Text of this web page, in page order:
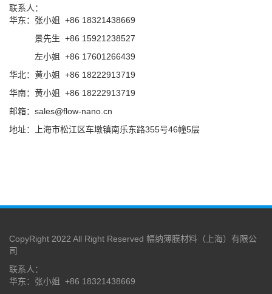
联系人：
华东：张小姐 +86 18321438669
景先生 +86 15921238527
左小姐 +86 17601266439
华北：黄小姐 +86 18222913719
华南：黄小姐 +86 18222913719
邮箱：sales@flow-nano.cn
地址：上海市松江区车墩镇南乐东路355号46幢5层
CopyRight 2022 All Right Reserved 幅纳薄膜材料（上海）有限公
司
联系人：
华东：张小姐 +86 18321438669